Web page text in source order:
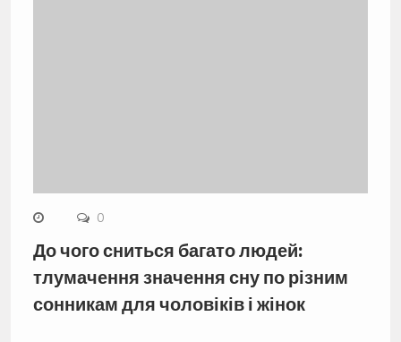
0
До чого сниться багато людей:
тлумачення значення сну по різним
сонникам для чоловіків і жінок